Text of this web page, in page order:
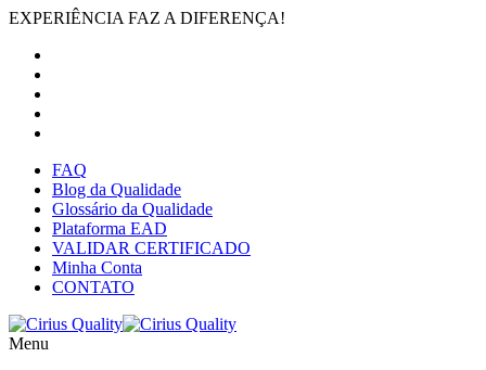
EXPERIÊNCIA FAZ A DIFERENÇA!
FAQ
Blog da Qualidade
Glossário da Qualidade
Plataforma EAD
VALIDAR CERTIFICADO
Minha Conta
CONTATO
Menu